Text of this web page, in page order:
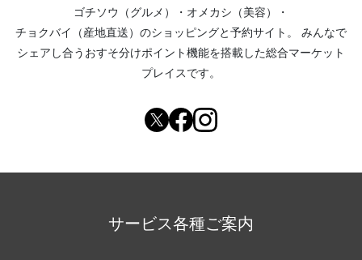
ゴチソウ（グルメ）
・ オメカシ（美容）
・
チョクバイ（産地直送） のショッピングと予約サイト。
みんなで
シェアし合う おすそ分けポイント機能を搭載した総合マーケット
プレイスです。
サービス各種ご案内